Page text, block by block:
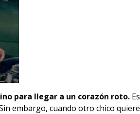
para llegar a un corazón roto. Es
embargo, cuando otro chico quiere